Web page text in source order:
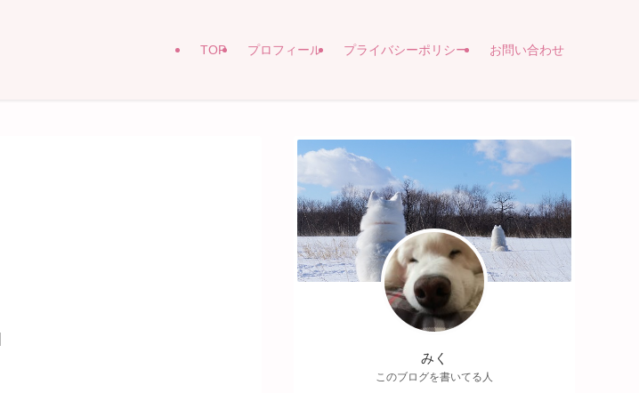
TOP プロフィール プライバシーポリシー お問い合わせ
みく
このブログを書いてる人